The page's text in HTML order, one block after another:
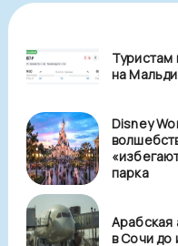
Туристам
на
Disney
парка
Арабская
в Сочи до